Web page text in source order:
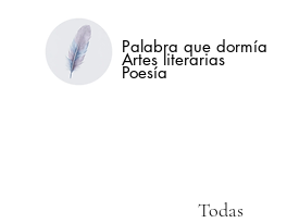
Palabra que dormía
Artes literarias
Poesía
Todas